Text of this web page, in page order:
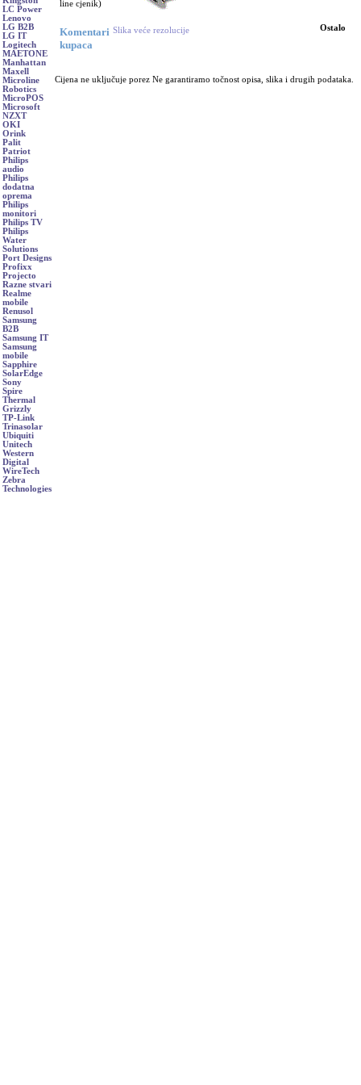
LC Power
Lenovo
LG B2B
LG IT
Logitech
MAETONE
Manhattan
Maxell
Microline
Robotics
MicroPOS
Microsoft
NZXT
OKI
Orink
Palit
Patriot
Philips
audio
Philips
dodatna
oprema
Philips
monitori
Philips TV
Philips
Water
Solutions
Port Designs
Profixx
Projecto
Razne stvari
Realme
mobile
Renusol
Samsung
B2B
Samsung IT
Samsung
mobile
Sapphire
SolarEdge
Sony
Spire
Thermal
Grizzly
TP-Link
Trinasolar
Ubiquiti
Unitech
Western
Digital
WireTech
Zebra
Technologies
line cjenik)
Komentari
kupaca
Slika veće rezolucije Ostalo
Cijena ne uključuje porez Ne garantiramo točnost opisa, slika i drugih podataka.